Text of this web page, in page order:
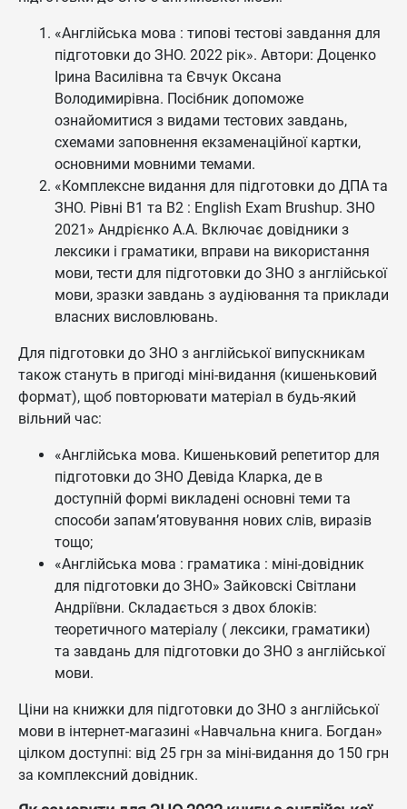
«Англійська мова : типові тестові завдання для
підготовки до ЗНО. 2022 рік». Автори: Доценко
Ірина Василівна та Євчук Оксана
Володимирівна. Посібник допоможе
ознайомитися з видами тестових завдань,
схемами заповнення екзаменаційної картки,
основними мовними темами.
«Комплексне видання для підготовки до ДПА та
ЗНО. Рівні В1 та В2 : English Exam Brushup. ЗНО
2021» Андрієнко А.А. Включає довідники з
лексики і граматики, вправи на використання
мови, тести для підготовки до ЗНО з англійської
мови, зразки завдань з аудіювання та приклади
власних висловлювань.
Для підготовки до ЗНО з англійської випускникам
також стануть в пригоді міні-видання (кишеньковий
формат), щоб повторювати матеріал в будь-який
вільний час:
«Англійська мова. Кишеньковий репетитор для
підготовки до ЗНО Девіда Кларка, де в
доступній формі викладені основні теми та
способи запам’ятовування нових слів, виразів
тощо;
«Англійська мова : граматика : міні-довідник
для підготовки до ЗНО» Зайковскі Світлани
Андріївни. Складається з двох блоків:
теоретичного матеріалу ( лексики, граматики)
та завдань для підготовки до ЗНО з англійської
мови.
Ціни на книжки для підготовки до ЗНО з англійської
мови в інтернет-магазині «Навчальна книга. Богдан»
цілком доступні: від 25 грн за міні-видання до 150 грн
за комплексний довідник.